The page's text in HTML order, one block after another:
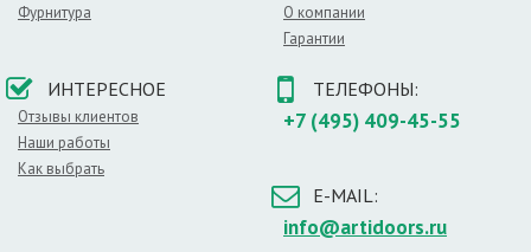
Фурнитура
О компании
Гарантии
ИНТЕРЕСНОЕ
Отзывы клиентов
Наши работы
Как выбрать
ТЕЛЕФОНЫ:
+7 (495) 409-45-55
E-MAIL:
info@artidoors.ru